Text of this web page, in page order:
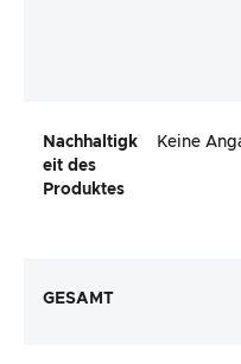
Nachhaltigk
eit des
Produktes
Keine
GESAMT